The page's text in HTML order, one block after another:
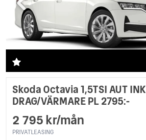
Skoda Octavia 1,5TSI AUT INK
DRAG/VÄRMARE PL 2795:-
2 795 kr/mån
PRIVATLEASING